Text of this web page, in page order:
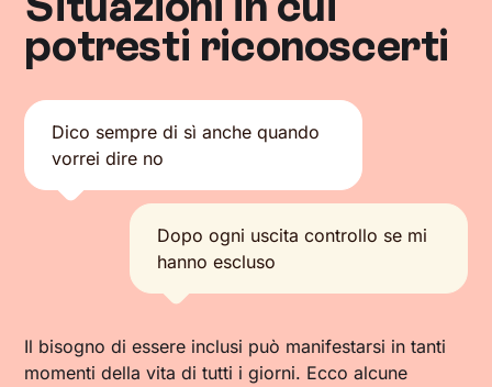
potresti riconoscerti
Dico sempre di sì anche quando
vorrei dire no
Dopo ogni uscita controllo se mi
hanno escluso
Il bisogno di essere inclusi può manifestarsi in tanti
momenti della vita di tutti i giorni. Ecco alcune